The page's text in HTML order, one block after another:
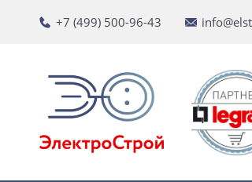
+7 (499) 500-96-43